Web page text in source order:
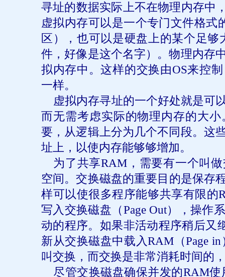
寻址的数据实际上不在物理内存中
虚拟内存可以是一个专门文件格式
区），也可以是硬盘上的某个足够
件，好像是这个名字）。物理内存
拟内存中。这样的交换由OS来控
一样。
虚拟内存寻址的一个好处就是可
而无需考虑实际的物理内存的大
要，从逻辑上分为几个不同段。这
址上，以使内存能够够增加。
为了共享RAM ，需要有一个叫
空间。交换磁盘的重要目的是保存
样可以使很多程序能够共享有限的
写入交换磁盘（Page Out），操作
动的程序。如果非活动程序稍后又
新从交换磁盘中载入RAM （Page in
叫交换，而交换是非常消耗时间的
尽管交换磁盘确保并发的RAM使